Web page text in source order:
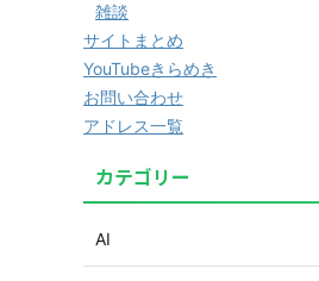
雑談
サイトまとめ
YouTubeきらめき
お問い合わせ
アドレス一覧
カテゴリー
AI